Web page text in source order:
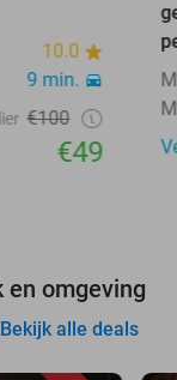
10.0
9 min.
€100
€49
omgeving
Bekijk alle deals